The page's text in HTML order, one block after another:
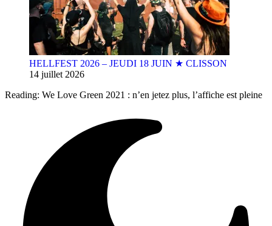
HELLFEST 2026 – JEUDI 18 JUIN ★ CLISSON
14 juillet 2026
Reading: We Love Green 2021 : n’en jetez plus, l’affiche est pleine